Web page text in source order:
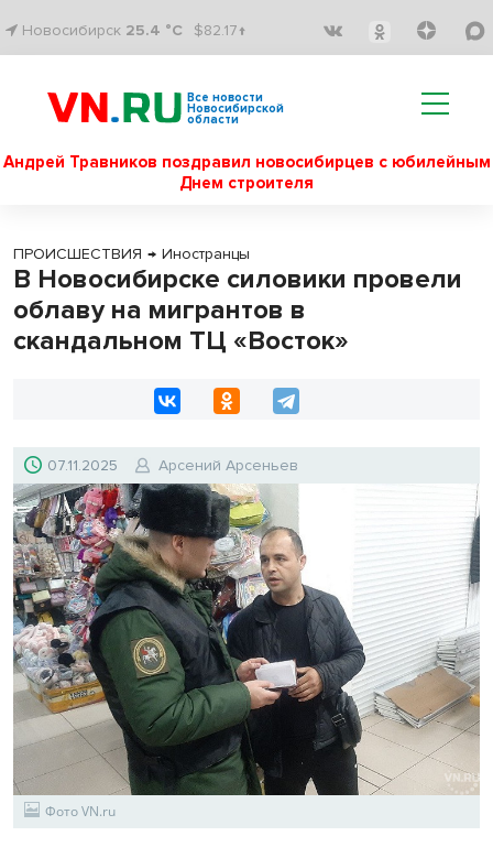
Новосибирск 25.4 °C $82.17↑
Все новости
Новосибирской
области
Андрей Травников поздравил новосибирцев с юбилейным
Днем строителя
ПРОИСШЕСТВИЯ → Иностранцы
В Новосибирске силовики провели
облаву на мигрантов в
скандальном ТЦ «Восток»
07.11.2025 Арсений Арсеньев
Фото VN.ru